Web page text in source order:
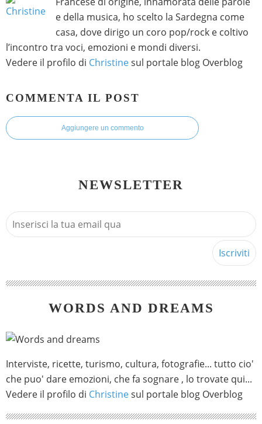
e della musica, ho scelto la Sardegna come
casa, dove dirigo un coro pop/rock e coltivo
l’incontro tra voci, emozioni e mondi diversi.
Vedere il profilo di Christinesul portale blog Overblog
COMMENTA IL POST
Aggiungere un commento
NEWSLETTER
WORDS AND DREAMS
Interviste, ricette, turismo, cultura, fotografie... tutto cio'
che puo' dare emozioni, che fa sognare , lo trovate qui...
Vedere il profilo di Christinesul portale blog Overblog